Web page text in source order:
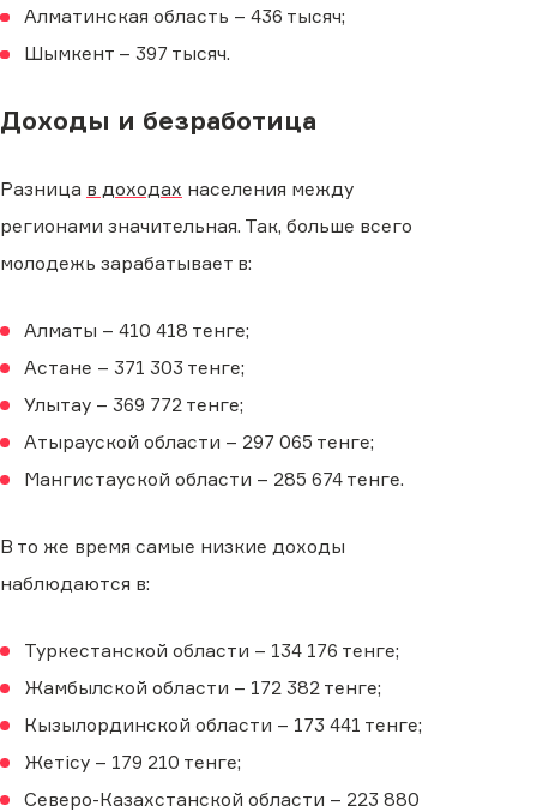
Алматинская область – 436 тысяч;
Шымкент – 397 тысяч.
Доходы и безработица
Разница в доходах населения между
регионами значительная. Так, больше всего
молодежь зарабатывает в:
Алматы – 410 418 тенге;
Астане – 371 303 тенге;
Улытау – 369 772 тенге;
Атырауской области – 297 065 тенге;
Мангистауской области – 285 674 тенге.
В то же время самые низкие доходы
наблюдаются в:
Туркестанской области – 134 176 тенге;
Жамбылской области – 172 382 тенге;
Кызылординской области – 173 441 тенге;
Жетісу – 179 210 тенге;
Северо-Казахстанской области – 223 880